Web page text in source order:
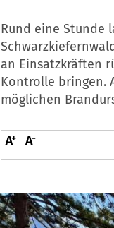
Rund eine Stunde
an Einsatzkräften
Kontrolle bringen.
möglichen